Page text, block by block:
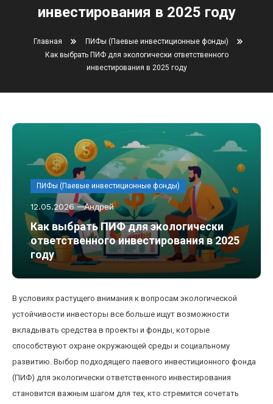
инвестирования в 2025 году
Главная
ПИФы (Паевые инвестиционные фонды)
Как выбрать ПИФ для экологически ответственного
инвестирования в 2025 году
ПИФы (Паевые инвестиционные фонды)
12.05.2026 Андрей
Как выбрать ПИФ для экологически
ответственного инвестирования в 2025
году
В условиях растущего внимания к вопросам экологической
устойчивости инвесторы все больше ищут возможности
вкладывать средства в проекты и фонды, которые
способствуют охране окружающей среды и социальному
развитию. Выбор подходящего паевого инвестиционного фонда
(ПИФ) для экологически ответственного инвестирования
становится важным шагом для тех, кто стремится сочетать